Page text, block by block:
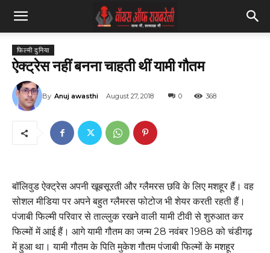
फिल्मी दुनिया
ऐक्ट्रेस नहीं बनना चाहती थीं यामी गौतम
By Anuj awasthi August 27, 2018 0 368
बॉलिवुड ऐक्ट्रेस अपनी खूबसूरती और ग्लैमरस छवि के लिए मशहूर हैं। वह
सोशल मीडिया पर अपने बहुत ग्लैमरस फोटोज भी शेयर करती रहती हैं।
पंजाबी फिल्मी परिवार से ताल्लुक रखने वाली यामी टीवी से शुरुआत कर
फिल्मों में आई हैं। आगे यामी गौतम का जन्म 28 नवंबर 1988 को चंडीगढ़
में हुआ था। यामी गौतम के पिति मुकेश गौतम पंजाबी फिल्मों के मशहूर